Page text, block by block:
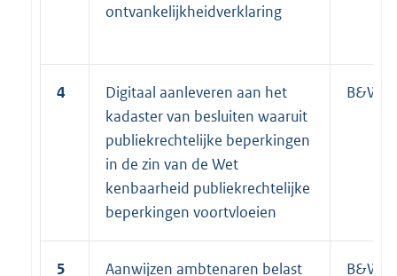
ontvankelijkheidverklaring
4
Digitaal aanleveren aan het
kadaster van besluiten waaruit
publiekrechtelijke beperkingen
in de zin van de Wet
kenbaarheid publiekrechtelijke
beperkingen voortvloeien
B&W
5
Aanwijzen ambtenaren belast
B&W